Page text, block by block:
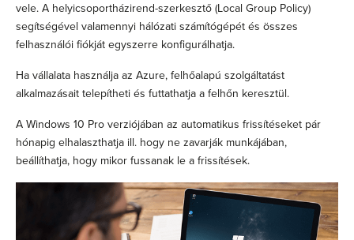
vele. A helyicsoportházirend-szerkesztő (Local Group Policy)
segítségével valamennyi hálózati számítógépét és összes
felhasználói fiókját egyszerre konfigurálhatja.
Ha vállalata használja az Azure, felhőalapú szolgáltatást
alkalmazásait telepítheti és futtathatja a felhőn keresztül.
A Windows 10 Pro verziójában az automatikus frissítéseket pár
hónapig elhalaszthatja ill. hogy ne zavarják munkájában,
beállíthatja, hogy mikor fussanak le a frissítések.